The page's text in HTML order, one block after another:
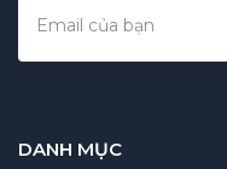
DANH MỤC